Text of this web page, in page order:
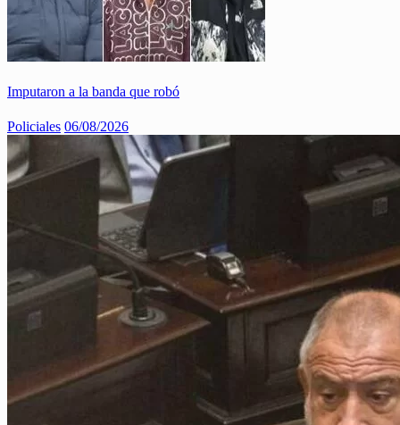
Imputaron a la banda que robó
Policiales 06/08/2026